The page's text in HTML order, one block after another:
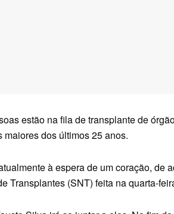
estão na fila de transplante de
maiores dos últimos 25 anos.
à espera de um coração, de
Transplantes (SNT) feita na quarta-